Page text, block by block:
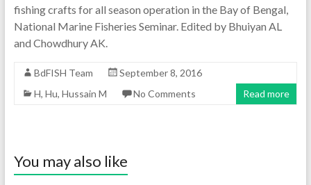
fishing crafts for all season operation in the Bay of Bengal,
National Marine Fisheries Seminar. Edited by Bhuiyan AL
and Chowdhury AK.
BdFISH Team
September 8, 2016
H, Hu, Hussain M No Comments Read more
You may also like